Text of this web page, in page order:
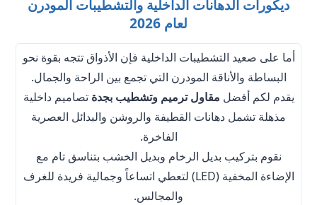
ديكورات الدهانات الداخلية والتشطيبات المودرن
لعام 2026
أما على صعيد التشطيبات الداخلية فإن الأذواق تتجه بقوة نحو
البساطة والأناقة المودرن التي تجمع بين الراحة والجمال.
يقدم لكم أفضل مقاول ترميم وتشطيب بجدة تصاميم داخلية
مذهلة تشمل دهانات القطيفة والروشن والبدائل العصرية
الفاخرة.
نقوم بتركيب بديل الرخام وبديل الخشب بتناسق تام مع
الإضاءة المخفية (LED) لتعطي اتساعاً وجمالية فريدة للغرف
والمجالس.